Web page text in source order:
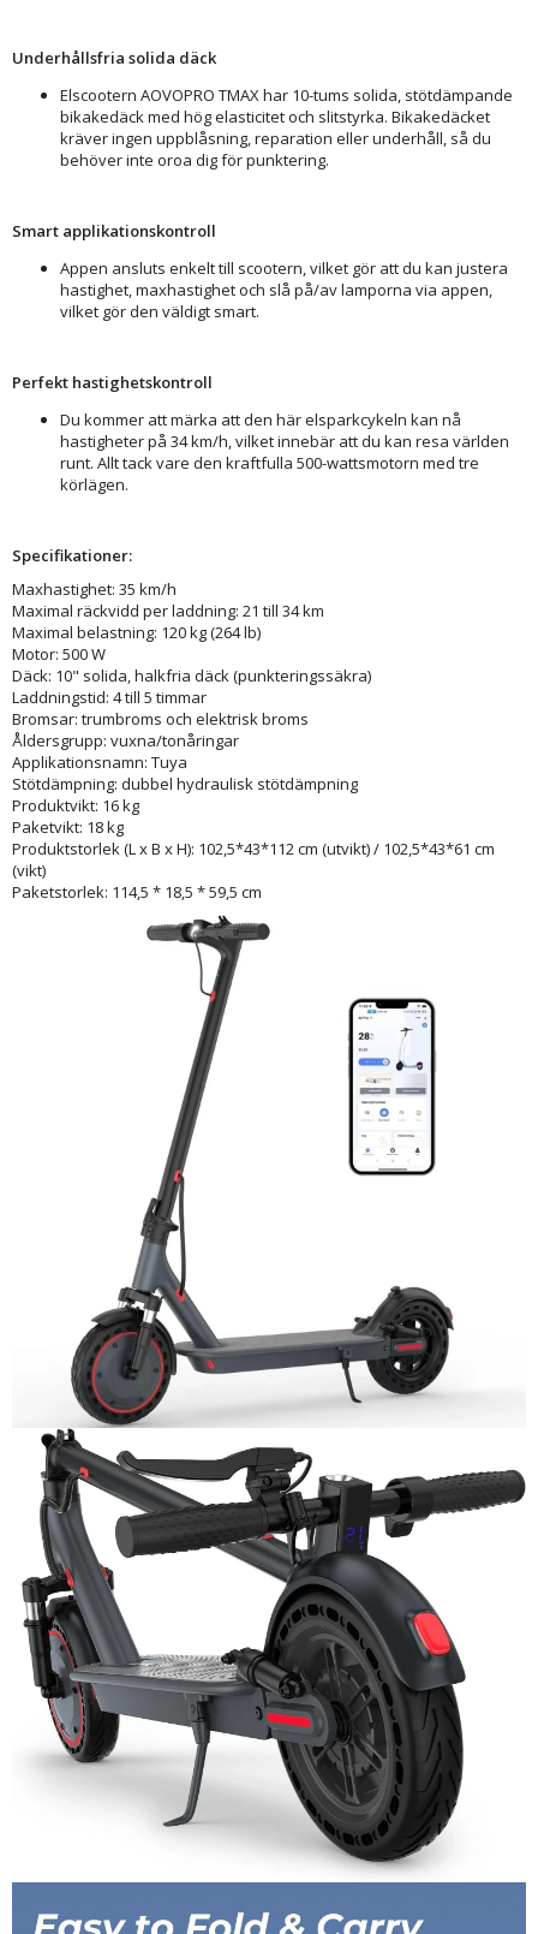
Underhållsfria solida däck
Elscootern AOVOPRO TMAX har 10-tums solida, stötdämpande
bikakedäck med hög elasticitet och slitstyrka. Bikakedäcket
kräver ingen uppblåsning, reparation eller underhåll, så du
behöver inte oroa dig för punktering.
Smart applikationskontroll
Appen ansluts enkelt till scootern, vilket gör att du kan justera
hastighet, maxhastighet och slå på/av lamporna via appen,
vilket gör den väldigt smart.
Perfekt hastighetskontroll
Du kommer att märka att den här elsparkcykeln kan nå
hastigheter på 34 km/h, vilket innebär att du kan resa världen
runt. Allt tack vare den kraftfulla 500-wattsmotorn med tre
körlägen.
Specifikationer:
Maxhastighet: 35 km/h
Maximal räckvidd per laddning: 21 till 34 km
Maximal belastning: 120 kg (264 lb)
Motor: 500 W
Däck: 10" solida, halkfria däck (punkteringssäkra)
Laddningstid: 4 till 5 timmar
Bromsar: trumbroms och elektrisk broms
Åldersgrupp: vuxna/tonåringar
Applikationsnamn: Tuya
Stötdämpning: dubbel hydraulisk stötdämpning
Produktvikt: 16 kg
Paketvikt: 18 kg
Produktstorlek (L x B x H): 102,5*43*112 cm (utvikt) / 102,5*43*61 cm
(vikt)
Paketstorlek: 114,5 * 18,5 * 59,5 cm